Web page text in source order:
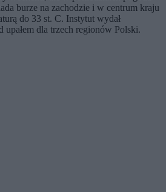
burze na zachodzie i w centrum kraju
do 33 st. C. Instytut wydał
upałem dla trzech regionów Polski.